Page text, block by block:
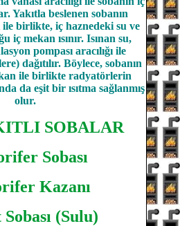
Yakıtla beslenen sobanın
ile birlikte, iç haznedeki su ve
iç mekan ısınır. Isınan su,
pompası aracılığı ile
dağıtılır. Böylece, sobanın
ile birlikte radyatörlerin
da eşit bir ısıtma sağlanmış
olur.
SOBALAR
Sobası
Kazanı
(Sulu)